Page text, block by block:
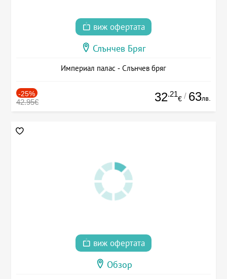
виж офертата
Слънчев Бряг
Империал палас - Слънчев бряг
-25%
42.95€ 32.21
€ / 63лв.
виж офертата
Обзор